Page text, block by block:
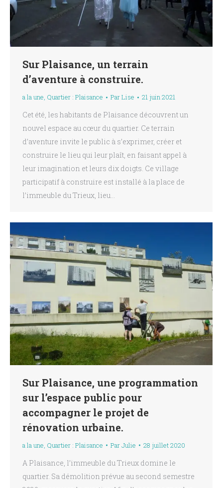
Sur Plaisance, un terrain
d’aventure à construire.
a la une, Quartier : Plaisance ParLise 21 juin 2021
Cet été, les habitants de Plaisance découvrent un
nouvel espace au cœur du quartier. Ce terrain
d’aventure invite le public à s’exprimer, créer et
construire le lieu qui leur plaît, en faisant appel à
leur imagination et leurs dix doigts. Ce village
participatif à construire est installé à la place de
l’immeuble du Trieux, lieu…
Sur Plaisance, une programmation
sur l’espace public pour
accompagner le projet de
rénovation urbaine.
a la une, Quartier : Plaisance ParJulie 28 juillet 2020
A Plaisance, l’immeuble du Trieux domine le
quartier. Sa démolition prévue au second semestre